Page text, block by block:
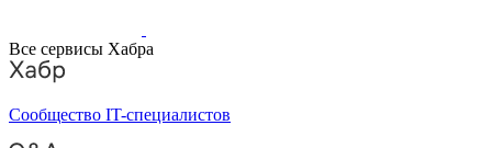
Все сервисы Хабра
Сообщество IT-специалистов